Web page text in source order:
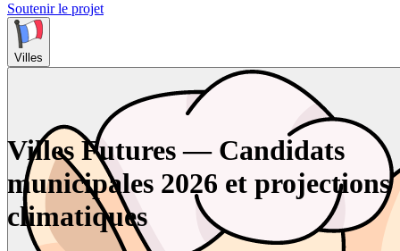
Soutenir le projet
Villes
Villes Futures — Candidats
municipales 2026 et projections
climatiques